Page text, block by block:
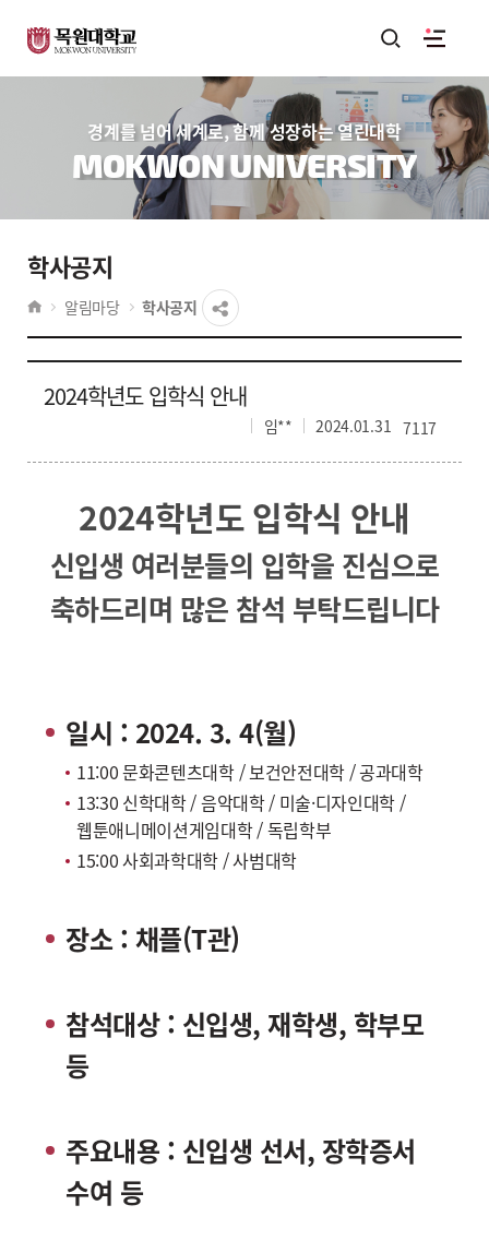
경계를 넘어 세계로, 함께 성장하는 열린대학
MOKWON UNIVERSITY
학사공지
알림마당 학사공지
2024학년도 입학식 안내
임** 2024.01.31 7117
2024학년도 입학식 안내
신입생 여러분들의 입학을 진심으로
축하드리며 많은 참석 부탁드립니다
일시 : 2024. 3. 4(월)
11:00 문화콘텐츠대학 / 보건안전대학 / 공과대학
13:30 신학대학 / 음악대학 / 미술·디자인대학 /
웹툰애니메이션게임대학 / 독립학부
15:00 사회과학대학 / 사범대학
장소 : 채플(T관)
참석대상 : 신입생, 재학생, 학부모
등
주요내용 : 신입생 선서, 장학증서
수여 등